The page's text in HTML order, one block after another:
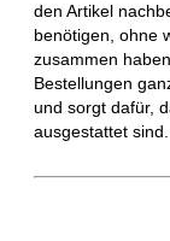
den Artikel
benötigen, ohne
zusammen
Bestellungen
und sorgt dafür,
ausgestattet sind.